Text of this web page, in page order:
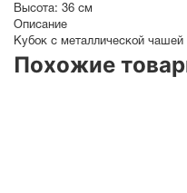
Высота: 36 см
Описание
Кубок с металлической
Похожие